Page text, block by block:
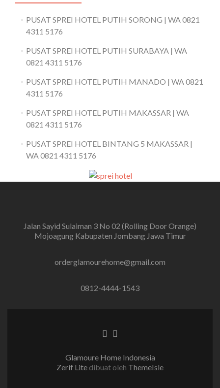
PUSAT SPREI HOTEL PUTIH SORONG | WA 0821
4311 5176
PUSAT SPREI HOTEL PUTIH SURABAYA | WA
0821 4311 5176
PUSAT SPREI HOTEL PUTIH MANADO | WA 0821
4311 5176
PUSAT SPREI HOTEL PUTIH MAKASSAR | WA
0821 4311 5176
PUSAT SPREI HOTEL BINTANG 5 MAKASSAR |
WA 0821 4311 5176
Jalan Sayid Sulaiman 3 No 02 (Rolling Door Orange)
Mojoagung Kabupaten Jombang Jawa Timur
orderglamourehome@gmail.com
0812-4444-1543
Tautan Facebook
Tautan Instagram
Glamoure Home Indonesia
Zerif Lite dibuat oleh ThemeIsle